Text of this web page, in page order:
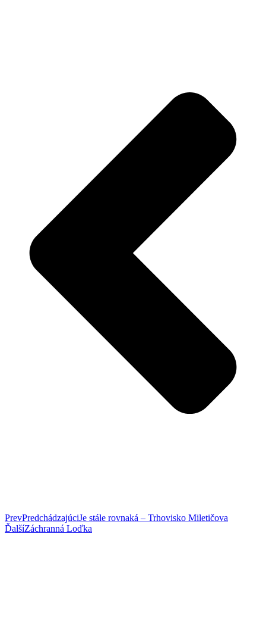
PrevPredchádzajúciJe stále rovnaká – Trhovisko Miletičova
ĎalšíZáchranná Loďka